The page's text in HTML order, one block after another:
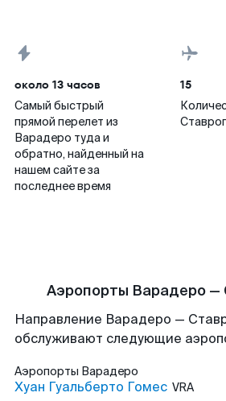
около 13 часов
Самый быстрый
прямой перелет из
Варадеро туда и
обратно, найденный на
нашем сайте за
последнее время
15
Аэропорты Варадеро —
Направление Варадеро —
обслуживают следующие
Аэропорты Варадеро
Хуан Гуальберто Гомес VRA